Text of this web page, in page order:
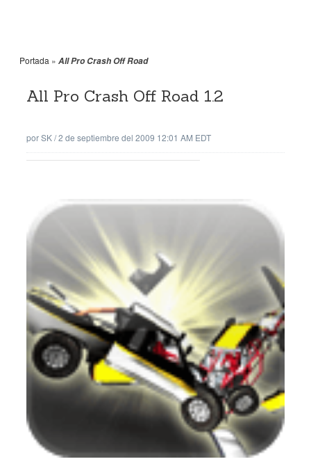
Portada » All Pro Crash Off Road
All Pro Crash Off Road 1.2
porSK/2 de septiembre del 2009 12:01 AM EDT